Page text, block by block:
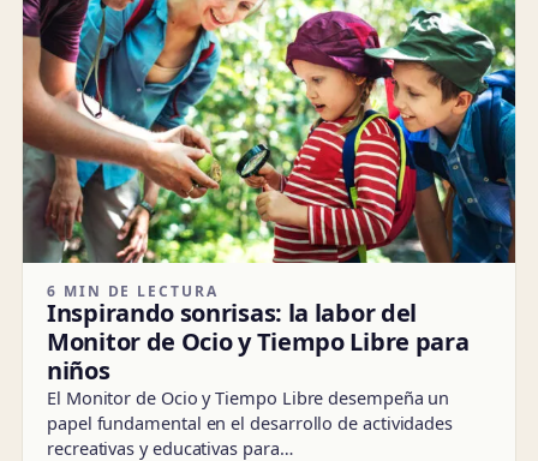
6 MIN DE LECTURA
Inspirando sonrisas: la labor del
Monitor de Ocio y Tiempo Libre para
niños
El Monitor de Ocio y Tiempo Libre desempeña un
papel fundamental en el desarrollo de actividades
recreativas y educativas para…